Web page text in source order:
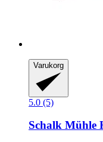
Varukorg
5.0 (5)
Schalk Mühle